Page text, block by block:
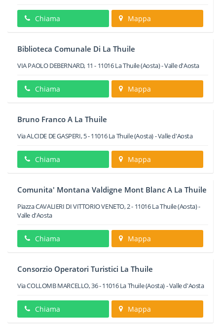
Chiama Mappa
Biblioteca Comunale Di La Thuile
VIA PAOLO DEBERNARD, 11 - 11016La Thuile(Aosta) -Valle d'Aosta
Chiama Mappa
Bruno Franco A La Thuile
Via ALCIDE DE GASPERI, 5-11016 La Thuile(Aosta) -Valle d'Aosta
Chiama Mappa
Comunita' Montana Valdigne Mont Blanc A La Thuile
Piazza CAVALIERI DI VITTORIO VENETO, 2- 11016La Thuile(Aosta) -
Valle d'Aosta
Chiama Mappa
Consorzio Operatori Turistici La Thuile
Via COLLOMB MARCELLO, 36-11016 La Thuile(Aosta) -Valle d'Aosta
Chiama Mappa